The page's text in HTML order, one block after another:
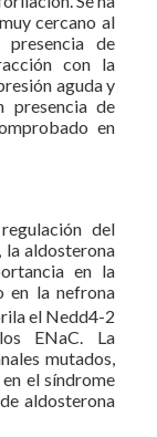
cercano al
de
con la
aguda y
presencia de
en
del
aldosterona
en la
en la nefrona
el Nedd4-2
ENaC. La
mutados,
el síndrome
aldosterona